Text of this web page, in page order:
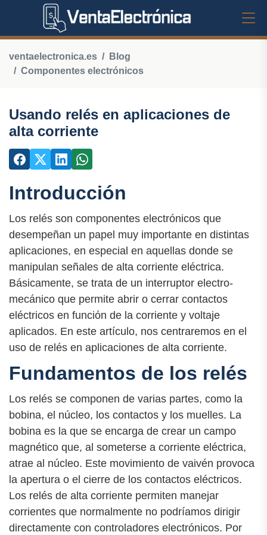
ventaelectronica.es
Blog
Componentes electrónicos
Usando relés en aplicaciones de
alta corriente
Introducción
Los relés son componentes electrónicos que
desempeñan un papel muy importante en distintas
aplicaciones, en especial en aquellas donde se
manipulan señales de alta corriente eléctrica.
Básicamente, se trata de un interruptor electro-
mecánico que permite abrir o cerrar contactos
eléctricos en función de la corriente y voltaje
aplicados. En este artículo, nos centraremos en el
uso de relés en aplicaciones de alta corriente.
Fundamentos de los relés
Los relés se componen de varias partes, como la
bobina, el núcleo, los contactos y los muelles. La
bobina es la que se encarga de crear un campo
magnético que, al someterse a corriente eléctrica,
atrae al núcleo. Este movimiento de vaivén provoca
la apertura o el cierre de los contactos eléctricos.
Los relés de alta corriente permiten manejar
corrientes que normalmente no podríamos dirigir
directamente con controladores electrónicos. Por